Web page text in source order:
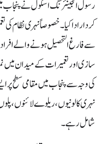
رسول انجینئرنگ اسکول نے پنجاب
کردار ادا کیا۔ خصوصاً نہری نظام
سے فارغ التحصیل ہونے والے
سازی اور تعمیرات کے میدان
کی وجہ سے پنجاب میں مقامی سطح پر
نہری کالونیوں، ریلوے لائنوں،
شامل رہے۔